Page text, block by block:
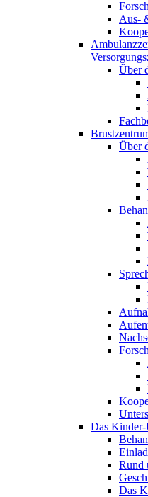
Aus-
Über
Über
Das
Rund
Das